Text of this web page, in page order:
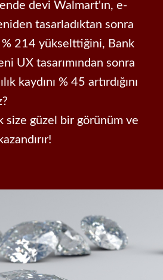
devi Walmart'ın, e-
tasarladıktan sonra
% 214 yükselttiğini, Bank
UX tasarımından sonra
kaydını % 45 artırdığını
size güzel bir görünüm ve